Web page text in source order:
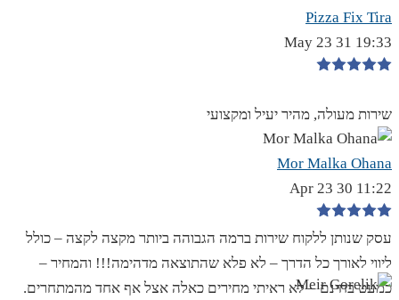
Pizza Fix Tira
19:33 31 May 23
שירות מעולה, מהיר יעיל ומקצועי
Mor Malka Ohana
11:22 30 Apr 23
עסק שנותן ללקוח שירות ברמה הגבוהה ביותר מקצה לקצה – כולל
ליווי לאורך כל הדרך – לא פלא שהתוצאה מדהימה!!! והמחיר –
כמעט בחינם – לא ראיתי מחירים כאלה אצל אף אחד מהמתחרים.